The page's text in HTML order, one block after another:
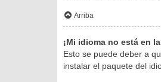
Arriba
¡Mi idioma no está en
Esto se puede deber a
instalar el paquete del